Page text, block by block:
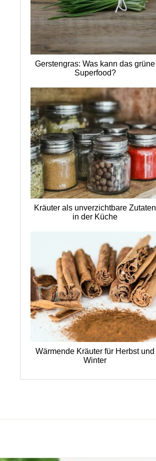
Gerstengras: Was kann das grüne
Superfood?
Kräuter als unverzichtbare Zutaten
in der Küche
Wärmende Kräuter für Herbst und
Winter